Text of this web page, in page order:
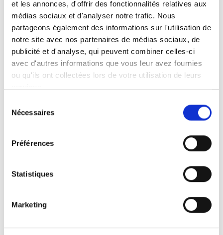
et les annonces, d'offrir des fonctionnalités relatives aux
médias sociaux et d'analyser notre trafic. Nous
partageons également des informations sur l'utilisation de
notre site avec nos partenaires de médias sociaux, de
publicité et d'analyse, qui peuvent combiner celles-ci
avec d'autres informations que vous leur avez fournies
ou qu'ils ont collectées lors de votre utilisation de leurs
duNécessaires
Préférences
Statistiques
Marketing
Wapigreen’s inzet voor een duurzame
energietoekomst. De lopende gesprekken
met lokale windparkuitbaters benadrukken
de wens van de hele gemeenschap om een
groene en betrouwbare elektriciteitsbron te
beweging van collectieve zelfconsumptie,
Hospigreen, wat de ambitie van lokale
spelers weerspiegelt om te blijven innoveren
op het vlak van milieu. Dit initiatief, uitgerold
in drie fasen over een periode van drie jaar,
weerspiegelt de langetermijnvisie van
Wapigreen voor een veerkrachtige en